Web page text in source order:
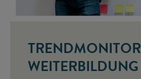
TRENDMONITOR
WEITERBILDUNG